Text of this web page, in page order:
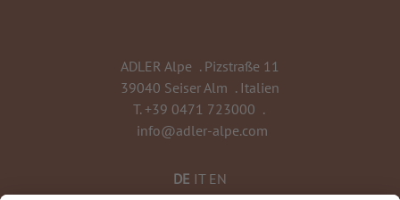
ADLER Alpe . Pizstraße 11
39040 Seiser Alm . Italien
T. +39 0471 723000 .
info@adler-alpe.com
DE IT EN